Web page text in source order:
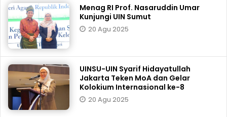
Menag RI Prof. Nasaruddin Umar
Kunjungi UIN Sumut
20 Agu 2025
UINSU-UIN Syarif Hidayatullah
Jakarta Teken MoA dan Gelar
Kolokium Internasional ke-8
20 Agu 2025